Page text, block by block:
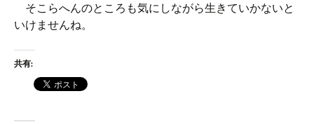
そこらへんのところも気にしながら生きていかないと
いけませんね。
共有: